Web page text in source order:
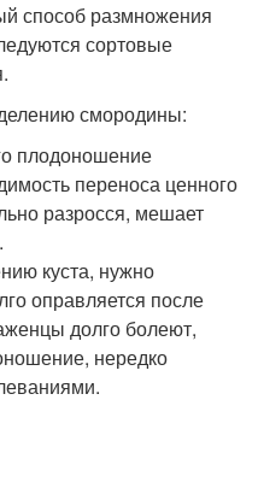
способ размножения
сортовые
смородины:
плодоношение
переноса ценного
разросся, мешает
куста, нужно
оправляется после
долго болеют,
нередко